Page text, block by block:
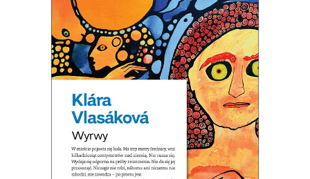
WYRWY
Wystarczy sobie wyobrazić, że kula
49.90zł 32.44zł
KSIĄŻKA DO KOSZYKA